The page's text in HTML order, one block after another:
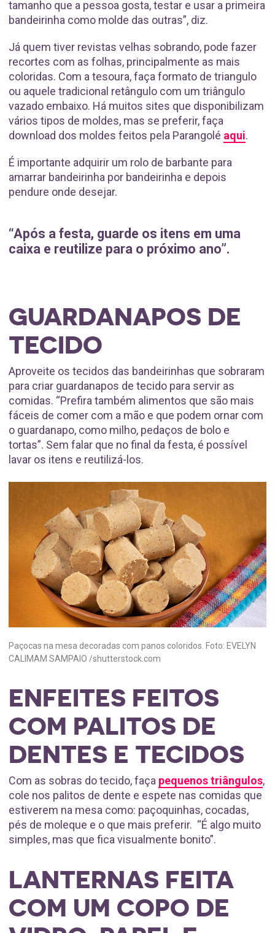
tamanho que a pessoa gosta, testar e usar a primeira
bandeirinha como molde das outras”, diz.
Já quem tiver revistas velhas sobrando, pode fazer
recortes com as folhas, principalmente as mais
coloridas. Com a tesoura, faça formato de triangulo
ou aquele tradicional retângulo com um triângulo
vazado embaixo. Há muitos sites que disponibilizam
vários tipos de moldes, mas se preferir, faça
download dos moldes feitos pela Parangolé aqui.
É importante adquirir um rolo de barbante para
amarrar bandeirinha por bandeirinha e depois
pendure onde desejar.
“Após a festa, guarde os itens em uma
caixa e reutilize para o próximo ano”.
GUARDANAPOS DE
TECIDO
Aproveite os tecidos das bandeirinhas que sobraram
para criar guardanapos de tecido para servir as
comidas. “Prefira também alimentos que são mais
fáceis de comer com a mão e que podem ornar com
o guardanapo, como milho, pedaços de bolo e
tortas”. Sem falar que no final da festa, é possível
lavar os itens e reutilizá-los.
Paçocas na mesa decoradas com panos coloridos. Foto: EVELYN
CALIMAM SAMPAIO /shutterstock.com
ENFEITES FEITOS
COM PALITOS DE
DENTES E TECIDOS
Com as sobras do tecido, faça pequenos triângulos,
cole nos palitos de dente e espete nas comidas que
estiverem na mesa como: paçoquinhas, cocadas,
pés de moleque e o que mais preferir. “É algo muito
simples, mas que fica visualmente bonito”.
LANTERNAS FEITA
COM UM COPO DE